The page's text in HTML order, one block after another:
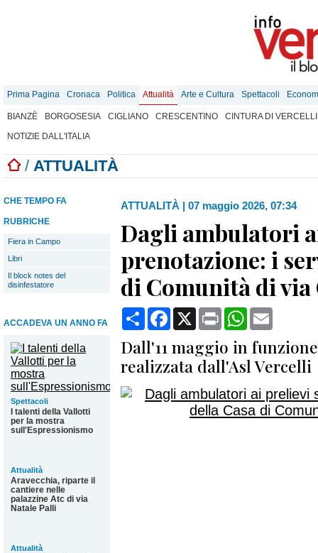
Prima Pagina Cronaca Politica Attualità Arte e Cultura Spettacoli
BIANZÈ BORGOSESIA CIGLIANO CRESCENTINO
CINTURA DI VERCELLI
NOTIZIE DALL'ITALIA
/ ATTUALITÀ
CHE TEMPO FA
RUBRICHE
Fiera in Campo
Libri
Il block notes del
disinfestatore
ACCADEVA UN ANNO FA
Spettacoli
I talenti della Vallotti
per la mostra
sull'Espressionismo
Attualità
Aravecchia, riparte il
cantiere nelle
palazzine Atc di via
Natale Palli
Attualità
ATTUALITÀ | 07 maggio 2026, 07:34
Dagli ambulatori
prenotazione: i
di Comunità di via
CondividiFacebook
X Print WhatsApp
Dall'11 maggio in
realizzata dall'Asl Vercelli